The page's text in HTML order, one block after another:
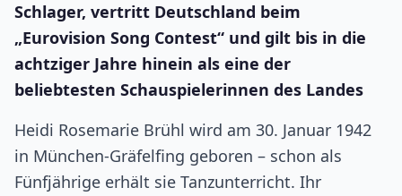
Schlager, vertritt Deutschland beim
„Eurovision Song Contest“ und gilt bis in die
achtziger Jahre hinein als eine der
beliebtesten Schauspielerinnen des Landes
Heidi Rosemarie Brühl wird am 30. Januar 1942
in München-Gräfelfing geboren – schon als
Fünfjährige erhält sie Tanzunterricht. Ihr